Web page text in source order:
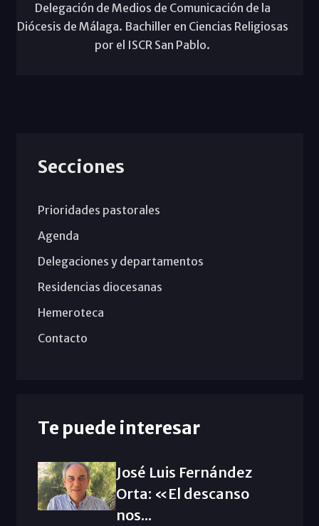
Delegación de Medios de Comunicación de la
Diócesis de Málaga. Bachiller en Ciencias Religiosas
por el ISCR San Pablo.
Secciones
Prioridades pastorales
Agenda
Delegaciones y departamentos
Residencias diocesanas
Hemeroteca
Contacto
Te puede interesar
José Luis Fernández
Orta: «El descanso
nos...